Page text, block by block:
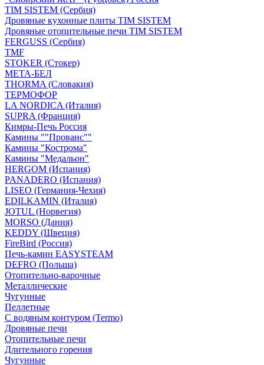
TIM SISTEM (Сербия)
Дровяные кухонные плиты TIM SISTEM
Дровяные отопительные печи TIM SISTEM
FERGUSS (Сербия)
TMF
STOKER (Стокер)
МЕТА-БЕЛ
THORMA (Словакия)
ТЕРМОФОР
LA NORDICA (Италия)
SUPRA (Франция)
Кимры-Печь Россия
Камины ""Прованс""
Камины "Кострома"
Камины "Медальон"
HERGOM (Испания)
PANADERO (Испания)
LISEO (Германия-Чехия)
EDILKAMIN (Италия)
JOTUL (Норвегия)
MORSO (Дания)
KEDDY (Швеция)
FireBird (Россия)
Печь-камин EASYSTEAM
DEFRO (Польша)
Отопительно-варочные
Металлические
Чугунные
Пеллетные
С водяным контуром (Termo)
Дровяные печи
Отопительные печи
Длительного горения
Чугунные